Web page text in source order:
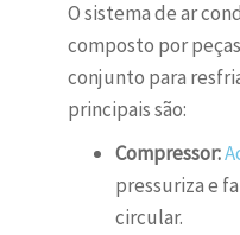
O sistema de ar
composto por
conjunto para
principais são:
Compressor:
pressuriza e
circular.